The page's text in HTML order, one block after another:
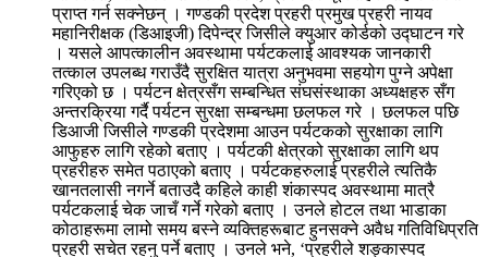
प्राप्त गर्न सक्नेछन् । गण्डकी प्रदेश प्रहरी प्रमुख प्रहरी नायव
महानिरीक्षक (डिआइजी) दिपेन्द्र जिसीले क्युआर कोर्डको उद्घाटन गरे
। यसले आपत्कालीन अवस्थामा पर्यटकलाई आवश्यक जानकारी
तत्काल उपलब्ध गराउँदै सुरक्षित यात्रा अनुभवमा सहयोग पुग्ने अपेक्षा
गरिएको छ । पर्यटन क्षेत्रसँग सम्बन्धित संघसंस्थाका अध्यक्षहरु सँग
अन्तरक्रिया गर्दै पर्यटन सुरक्षा सम्बन्धमा छलफल गरे । छलफल पछि
डिआजी जिसीले गण्डकी प्रदेशमा आउन पर्यटकको सुरक्षाका लागि
आफुहरु लागि रहेको बताए । पर्यटकी क्षेत्रको सुरक्षाका लागि थप
प्रहरीहरु समेत पठाएको बताए । पर्यटकहरुलाई प्रहरीले त्यतिकै
खानतलासी नगर्ने बताउदै कहिले काही शंकास्पद अवस्थामा मात्रै
पर्यटकलाई चेक जाचँ गर्ने गरेको बताए । उनले होटल तथा भाडाका
कोठाहरूमा लामो समय बस्ने व्यक्तिहरूबाट हुनसक्ने अवैध गतिविधिप्रति
प्रहरी सचेत रहनु पर्ने बताए । उनले भने, ‘प्रहरीले शङ्कास्पद